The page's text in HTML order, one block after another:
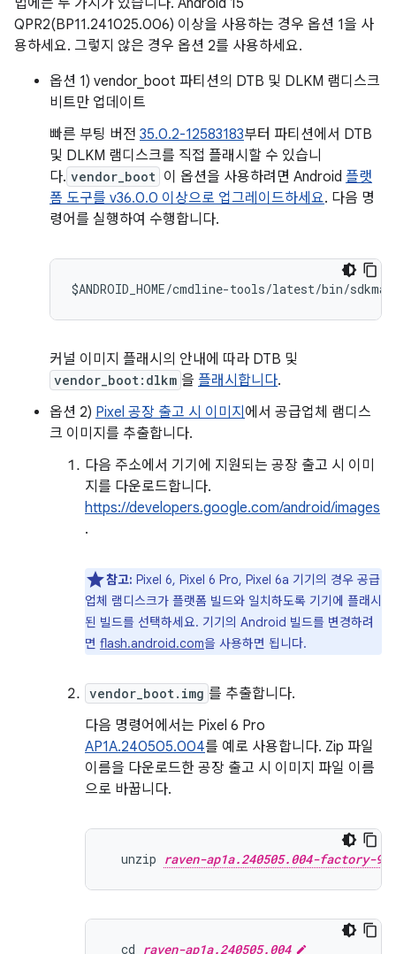
QPR2(BP11.241025.006) 이상을 사용하는 경우 옵션 1을 사
용하세요. 그렇지 않은 경우 옵션 2를 사용하세요.
옵션 1) vendor_boot 파티션의 DTB 및 DLKM 램디스크
비트만 업데이트
빠른 부팅 버전 35.0.2-12583183부터 파티션에서 DTB
및 DLKM 램디스크를 직접 플래시할 수 있습니
다. vendor_boot 이 옵션을 사용하려면 Android 플랫
폼 도구를 v36.0.0 이상으로 업그레이드하세요. 다음 명
령어를 실행하여 수행합니다.
$ANDROID_HOME/cmdline-tools/latest/bin/
커널 이미지 플래시의 안내에 따라 DTB 및
vendor_boot:dlkm 을 플래시합니다.
옵션 2) Pixel 공장 출고 시 이미지 에서 공급업체 램디스
크 이미지를 추출합니다.
다음 주소에서 기기에 지원되는 공장 출고 시 이미
지를 다운로드합니다.
https://developers.google.com/android/images
.
참고: Pixel 6, Pixel 6 Pro, Pixel 6a 기기의 경우 공급
업체 램디스크가 플랫폼 빌드와 일치하도록 기기에 플래시
된 빌드를 선택하세요. 기기의 Android 빌드를 변경하려
면 flash.android.com을 사용하면 됩니다.
vendor_boot.img 를 추출합니다.
다음 명령어에서는 Pixel 6 Pro
AP1A.240505.004를 예로 사용합니다. Zip 파일
이름을 다운로드한 공장 출고 시 이미지 파일 이름
으로 바꿉니다.
  unzip
raven-ap1a.240505.004-factory-
  cd
raven-ap1a.240505.004